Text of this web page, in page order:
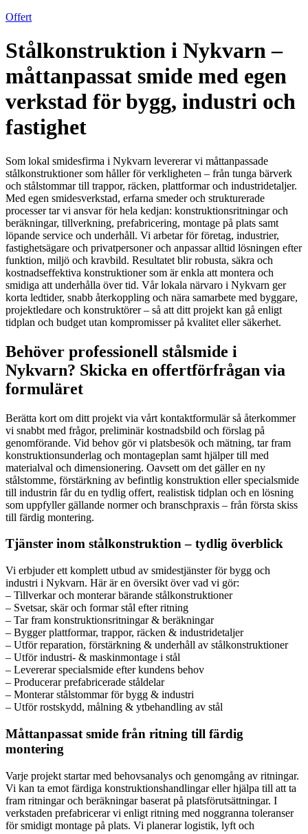
Offert
Stålkonstruktion i Nykvarn –
måttanpassat smide med egen
verkstad för bygg, industri och
fastighet
Som lokal smidesfirma i Nykvarn levererar vi måttanpassade
stålkonstruktioner som håller för verkligheten – från tunga bärverk
och stålstommar till trappor, räcken, plattformar och industridetaljer.
Med egen smidesverkstad, erfarna smeder och strukturerade
processer tar vi ansvar för hela kedjan: konstruktionsritningar och
beräkningar, tillverkning, prefabricering, montage på plats samt
löpande service och underhåll. Vi arbetar för företag, industrier,
fastighetsägare och privatpersoner och anpassar alltid lösningen efter
funktion, miljö och kravbild. Resultatet blir robusta, säkra och
kostnadseffektiva konstruktioner som är enkla att montera och
smidiga att underhålla över tid. Vår lokala närvaro i Nykvarn ger
korta ledtider, snabb återkoppling och nära samarbete med byggare,
projektledare och konstruktörer – så att ditt projekt kan gå enligt
tidplan och budget utan kompromisser på kvalitet eller säkerhet.
Behöver professionell stålsmide i
Nykvarn? Skicka en offertförfrågan via
formuläret
Berätta kort om ditt projekt via vårt kontaktformulär så återkommer
vi snabbt med frågor, preliminär kostnadsbild och förslag på
genomförande. Vid behov gör vi platsbesök och mätning, tar fram
konstruktionsunderlag och montageplan samt hjälper till med
materialval och dimensionering. Oavsett om det gäller en ny
stålstomme, förstärkning av befintlig konstruktion eller specialsmide
till industrin får du en tydlig offert, realistisk tidplan och en lösning
som uppfyller gällande normer och branschpraxis – från första skiss
till färdig montering.
Tjänster inom stålkonstruktion – tydlig överblick
Vi erbjuder ett komplett utbud av smidestjänster för bygg och
industri i Nykvarn. Här är en översikt över vad vi gör:
– Tillverkar och monterar bärande stålkonstruktioner
– Svetsar, skär och formar stål efter ritning
– Tar fram konstruktionsritningar & beräkningar
– Bygger plattformar, trappor, räcken & industridetaljer
– Utför reparation, förstärkning & underhåll av stålkonstruktioner
– Utför industri- & maskinmontage i stål
– Levererar specialsmide efter kundens behov
– Producerar prefabricerade ståldelar
– Monterar stålstommar för bygg & industri
– Utför rostskydd, målning & ytbehandling av stål
Måttanpassat smide från ritning till färdig
montering
Varje projekt startar med behovsanalys och genomgång av ritningar.
Vi kan ta emot färdiga konstruktionshandlingar eller hjälpa till att ta
fram ritningar och beräkningar baserat på platsförutsättningar. I
verkstaden prefabricerar vi enligt ritning med noggranna toleranser
för smidigt montage på plats. Vi planerar logistik, lyft och